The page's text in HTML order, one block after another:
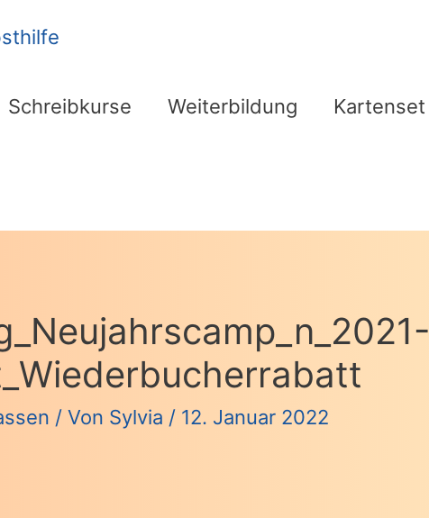
Schreibkurse Weiterbildung Kartenset
/ Von Sylvia / 12. Januar 2022